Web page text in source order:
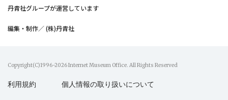
丹青社グループが運営しています
編集・制作／ (株)丹青社
Copyright(C)1996-2026 Internet Museum Office. All Rights Reserved
利用規約 個人情報の取り扱いについて